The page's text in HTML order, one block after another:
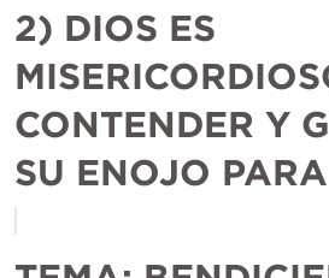
2) DIOS ES
CONTENDER Y
SU ENOJO